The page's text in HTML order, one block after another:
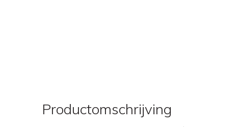
Productomschrijving